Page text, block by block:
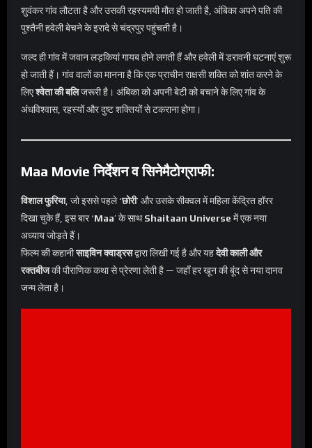
शुवंकर गांव लौटता है और उसकी रहस्यमयी मौत हो जाती है, अंबिका अपने पति की
पुश्तैनी हवेली बेचने के इरादे से चंद्रपुर पहुंचती है।
जल्द ही गांव में जवान लड़कियां गायब होने लगती हैं और हवेली में डरावनी घटनाएं शुरू
हो जाती हैं। गांव वालों का मानना है कि एक प्राचीन राक्षसी शक्ति को शांत करने के
लिएश्वेता की बलिजरूरी है। अंबिका को अपनी बेटी को बचाने के लिए गांव के
अंधविश्वास, रहस्यों और दुष्ट शक्तियों से टकराना होगा।
Maa Movie निर्देशन व सिनेमैटोग्राफी:
विशाल फुरिया, जो इससे पहले ‘छोरी’ और उसके सीक्वल में महिला केंद्रित हॉरर
दिखा चुके हैं, इस बार ‘Maa’ के साथShaitaan Universe में एक नया
अध्याय जोड़ते हैं।
फिल्म की कहानीसाइविन क्वाड्रसद्वारा लिखी गई है और यहदेवी काली और
रक्तबीजकी पौराणिक कथा से प्रेरणा लेती है — जहाँ हर खून की बूंद से नया दानव
जन्म लेता है।